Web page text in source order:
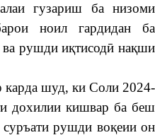
гузариш ба низоми
ноил гардидан ба
ва рушди иқтисодӣ нақши
карда шуд, ки Соли 2024-
дохилии кишвар ба беш
рушди воқеии он